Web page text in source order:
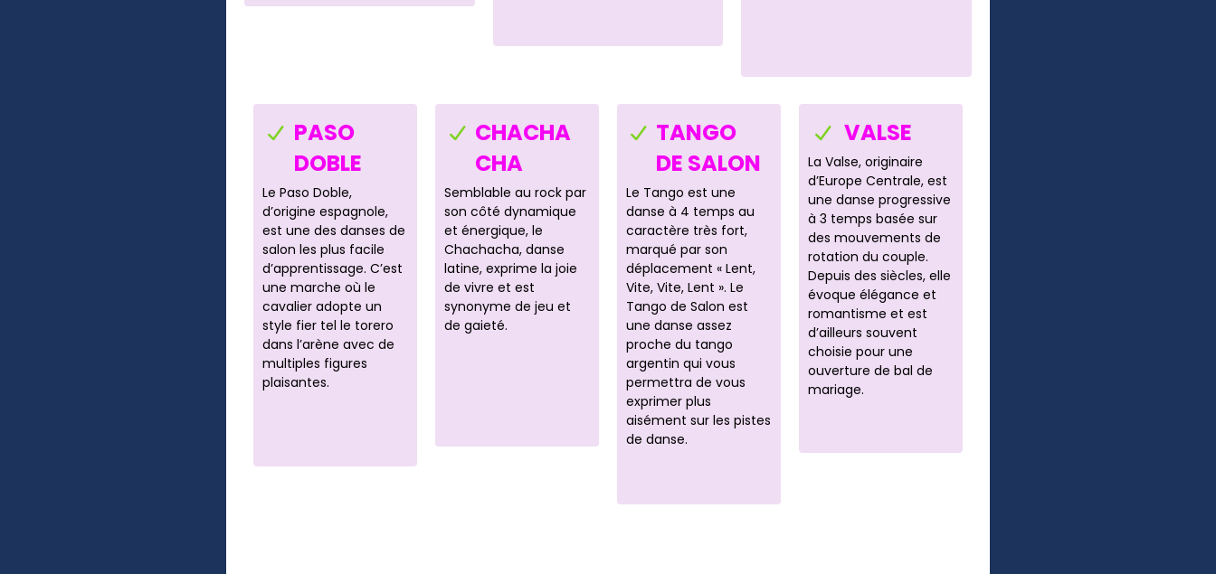
PASO
DOBLE
Le Paso Doble,
d’origine espagnole,
est une des danses de
salon les plus facile
d’apprentissage. C’est
une marche où le
cavalier adopte un
style fier tel le torero
dans l’arène avec de
multiples figures
plaisantes.
CHACHA
CHA
Semblable au rock par
son côté dynamique
et énergique, le
Chachacha, danse
latine, exprime la joie
de vivre et est
synonyme de jeu et
de gaieté.
TANGO
DE SALON
Le Tango est une
danse à 4 temps au
caractère très fort,
marqué par son
déplacement « Lent,
Vite, Vite, Lent ». Le
Tango de Salon est
une danse assez
proche du tango
argentin qui vous
permettra de vous
exprimer plus
aisément sur les pistes
de danse.
VALSE
La Valse, originaire
d’Europe Centrale, est
une danse progressive
à 3 temps basée sur
des mouvements de
rotation du couple.
Depuis des siècles, elle
évoque élégance et
romantisme et est
d’ailleurs souvent
choisie pour une
ouverture de bal de
mariage.